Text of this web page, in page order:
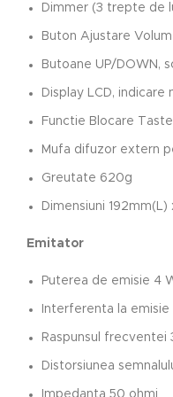
Dimmer (3 trepte de
Buton Ajustare
Butoane UP/DOWN,
Display LCD, indicare
Functie Blocare Taste
Mufa difuzor extern
Greutate 620g
Dimensiuni
Emitator
Puterea de emisie 4
Interferenta la
Raspunsul
Distorsiunea
Impedanta 50 ohmi